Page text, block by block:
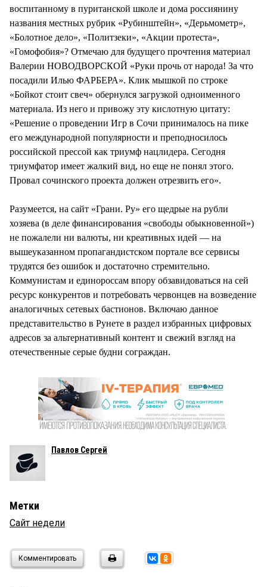
воспитанному в пуританской школе и дома россиянину
названия местных рубрик «Рубинштейн», «Дерьмометр»,
«Болотное дело», «Политзеки», «Акции протеста»,
«Гомофобия»? Отмечаю для будущего прочтения материал
Валерии НОВОДВОРСКОЙ «Руки прочь от народа! За что
посадили Илью ФАРБЕРА». Клик мышкой по строке
«Бойкот стоит свеч» обернулся загрузкой одноименного
материала. Из него и привожу эту кислотную цитату:
«Решение о проведении Игр в Сочи принималось на пике
его международной популярности и преподносилось
российской прессой как триумф нацлидера. Сегодня
триумфатор имеет жалкий вид, но еще не понял этого.
Провал сочинского проекта должен отрезвить его».
Разумеется, на сайт «Грани. Ру» его щедрые на рубли
хозяева (в деле финансирования «свободы обыкновенной»)
не пожалели ни валюты, ни креативных идей — на
вышеуказанном пропагандистском портале все сервисы
трудятся без ошибок и достаточно стремительно.
Коммунистам и единороссам впору обзавидоваться на сей
ресурс конкурентов и потребовать червонцев на возведение
аналогичных сетевых бастионов. Включаю данное
представительство в Рунете в раздел избранных цифровых
адресов за альтернативный контент и свежий взгляд на
отечественные серые будни сограждан.
Павлов Сергей
Метки
Сайт недели
Комментировать